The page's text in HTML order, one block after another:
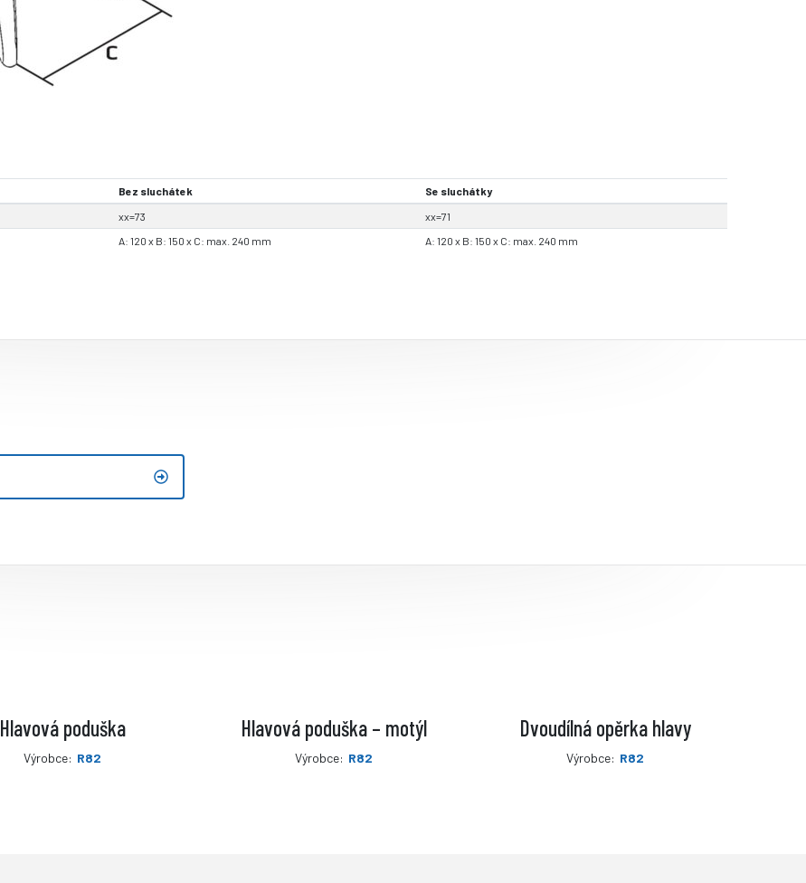
Bez sluchátek
Se sluchátky
xx=73
xx=71
A: 120 x B: 150 x C: max. 240 mm A: 120 x B: 150 x C: max. 240 mm
Hlavová poduška
Výrobce: R82
Hlavová poduška – motýl
Výrobce: R82
Dvoudílná opěrka hlavy
Výrobce: R82